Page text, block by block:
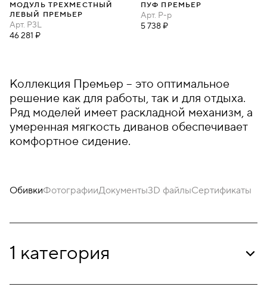
МОДУЛЬ ТРЕХМЕСТНЫЙ
ЛЕВЫЙ ПРЕМЬЕР
Арт. P3L
46 281 ₽
ПУФ ПРЕМЬЕР
Арт. P-p
5 738 ₽
Коллекция Премьер – это оптимальное
решение как для работы, так и для отдыха.
Ряд моделей имеет раскладной механизм, а
умеренная мягкость диванов обеспечивает
комфортное сидение.
ОбивкиФотографииДокументы3D файлыСертификаты
1 категория